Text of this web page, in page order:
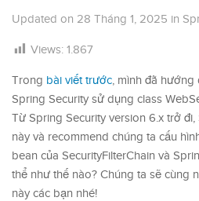
Updated on 28 Tháng 1, 2025 in
Views: 1.867
Trong bài viết trước, mình đã hướng
Spring Security sử dụng class
Từ Spring Security version 6.x trở
này và recommend chúng ta cấu
bean của SecurityFilterChain và
thể như thế nào? Chúng ta sẽ cùng
này các bạn nhé!